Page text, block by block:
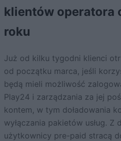
klientów operatora
roku
Już od kilku tygodni klienci
od początku marca, jeśli
będą mieli możliwość
Play24 i zarządzania za jej
kontem, w tym doładowania
wyłączania pakietów usług. Z
użytkownicy pre-paid stracą